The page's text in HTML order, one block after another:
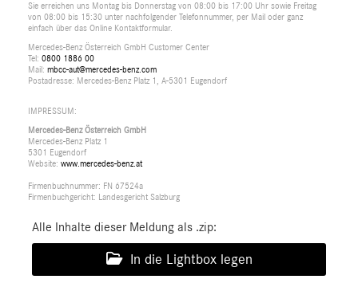
Sie erreichen uns Montag bis Donnerstag von 08:00 bis 17:00 Uhr sowie Freitag
von 08:00 bis 15:30 unter nachfolgender Telefonnummer, per Mail oder ganz
einfach über das Online Kontaktformular.
Mercedes-Benz Österreich GmbH Customer Center
Tel: 0800 1886 00
Mail: mbcc-aut@mercedes-benz.com
Postadresse: Mercedes-Benz Platz 1, A-5301 Eugendorf
IMPRESSUM:
Mercedes-Benz Österreich GmbH
Mercedes-Benz Platz 1
5301 Eugendorf
Website: www.mercedes-benz.at
Firmenbuchnummer: FN 67524a
Firmenbuchgericht: Landesgericht Salzburg
Alle Inhalte dieser Meldung als .zip:
In die Lightbox legen